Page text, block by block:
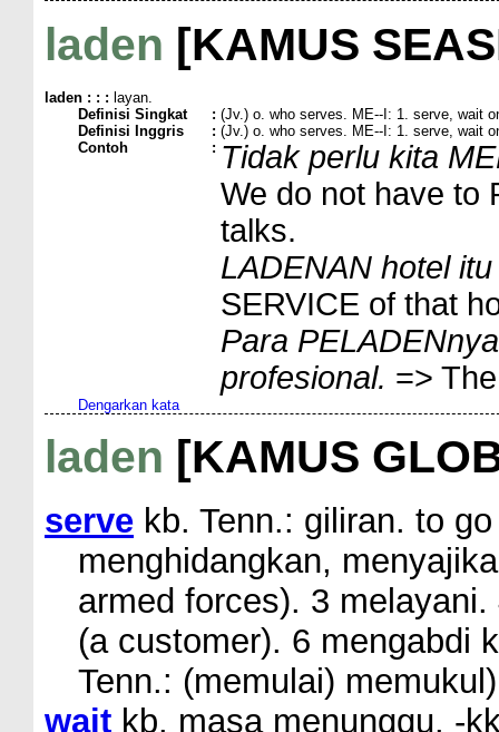
laden [KAMUS
laden : : : layan.
Definisi Singkat
: (Jv.) o. who serves. ME--I: 1. serve, wait
Definisi Inggris
: (Jv.) o. who serves. ME--I: 1. serve, wait
Contoh
: Tidak perlu kita
We do not have to
talks.
LADENAN hotel
SERVICE of that
Para
profesional. =>
Dengarkan kata
laden [KAMUS
serve kb. Tenn.: giliran. to
menghidangkan,
armed forces). 3
(a customer). 6 mengabdi
Tenn.: (memulai)
wait kb. masa menunggu. -